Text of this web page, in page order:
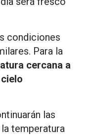
condiciones
Para la
cercana a
las
temperatura